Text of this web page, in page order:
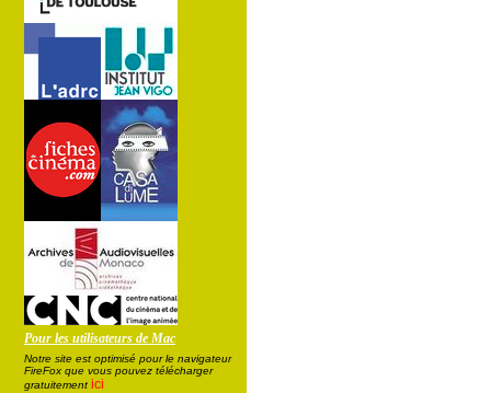
Pour les utilisateurs de Mac
Notre site est optimisé pour le navigateur
FireFox que vous pouvez télécharger
gratuitement ici